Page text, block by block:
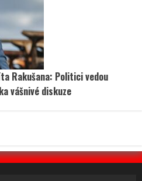
Rakušana: Politici vedou
vášnivé diskuze